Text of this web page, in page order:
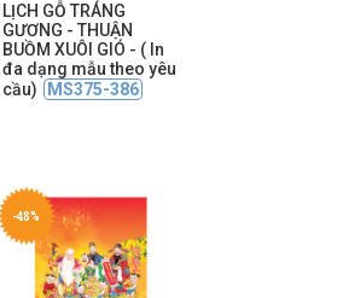
LỊCH GỖ TRÁNG
GƯƠNG - THUẬN
BUỒM XUÔI GIÓ - ( In
đa dạng mẫu theo yêu
cầu)
MS375-386
-48%